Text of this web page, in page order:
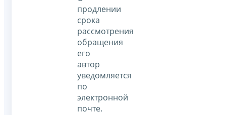
продлении
срока
рассмотрения
обращения
его
автор
уведомляется
по
электронной
почте.